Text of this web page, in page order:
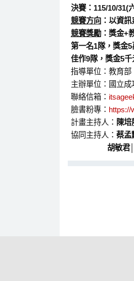
決賽：115/10/31(
競賽方向：以資訊
競賽獎勵：獎金+
第一名1隊，獎金
佳作9隊，獎金5千
指導單位：教育
主辦單位：國立
聯絡信箱：
臉書粉專： https://
計畫主持人： 陳培
協同主持人： 蔡孟
胡敏君